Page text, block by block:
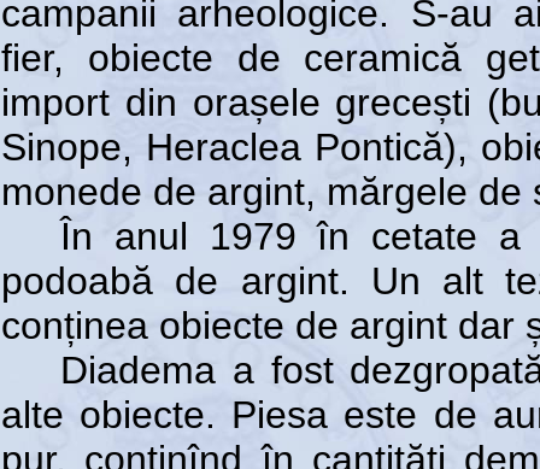
campanii arheologice. S-au
fier, obiecte de ceramică
import din orașele grecești
Sinope, Heraclea Pontică),
monede de argint, mărgele de
În anul 1979 în cetate a
podoabă de argint. Un alt
conținea obiecte de argint dar
Diadema a fost
alte obiecte. Piesa este de
pur, conținînd în cantități